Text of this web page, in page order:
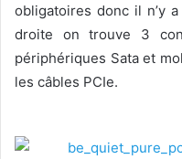
obligatoires donc il n’y
droite on trouve 3
périphériques Sata et
les câbles PCIe.